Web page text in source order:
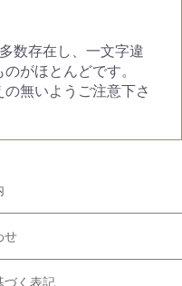
数存在し、一文字違
がほとんどです。
無いようご注意下さ
せ
づく表記